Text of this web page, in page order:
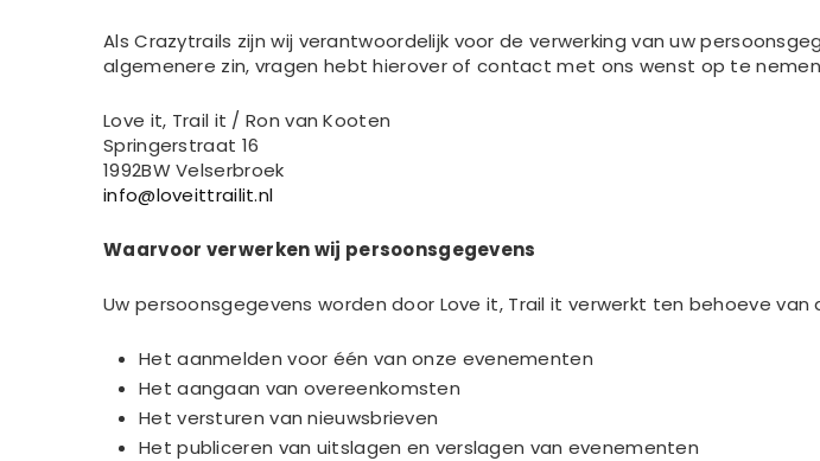
Als Crazytrails zijn wij verantwoordelijk voor de verwerking van uw
algemenere zin, vragen hebt hierover of contact met ons wenst op te
Love it, Trail it / Ron van Kooten
Springerstraat 16
1992BW Velserbroek
info@loveittrailit.nl
Waarvoor verwerken wij persoonsgegevens
Uw persoonsgegevens worden door Love it, Trail it verwerkt ten behoeve van
Het aanmelden voor één van onze evenementen
Het aangaan van overeenkomsten
Het versturen van nieuwsbrieven
Het publiceren van uitslagen en verslagen van evenementen